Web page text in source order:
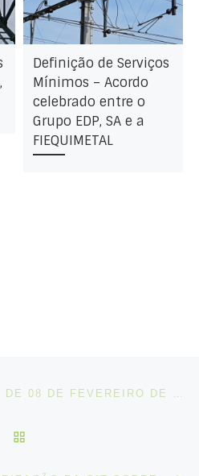
Definição de Serviços
Mínimos – Acordo
celebrado entre o
Grupo EDP, SA e a
FIEQUIMETAL